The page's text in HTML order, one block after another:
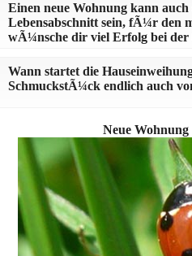
Einen neue Wohnung kann
Lebensabschnitt sein, fÃ¼r den
wÃ¼nsche dir viel Erfolg bei der
Wann startet die
SchmuckstÃ¼ck endlich auch
Neue